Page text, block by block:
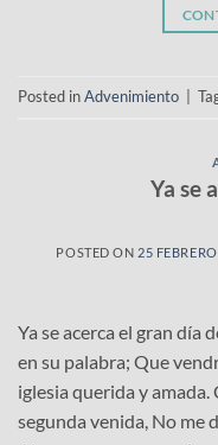
Posted inAdvenimiento
Ya se
POSTED ON 25
Ya se acerca el gran día
en su palabra; Que
iglesia querida y amada.
segunda venida, No me